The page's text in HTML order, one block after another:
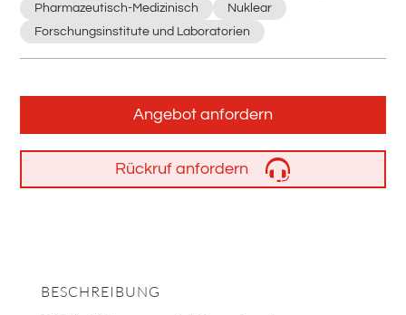
Pharmazeutisch-Medizinisch
Nuklear
Forschungsinstitute und Laboratorien
Angebot anfordern
Rückruf anfordern
BESCHREIBUNG